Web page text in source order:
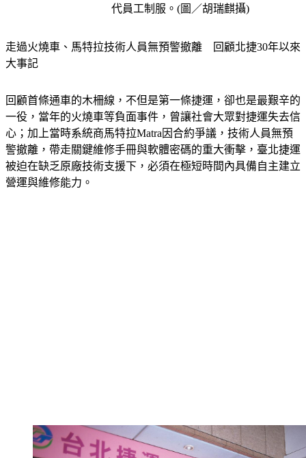
代員工制服。(圖／胡瑞麒攝)
走過火燒車、馬特拉技術人員無預警撤離　回顧北捷30年以來
大事記
回顧首條通車的木柵線，不但是第一條捷運，卻也是最艱辛的
一役，當年的火燒車等負面事件，曾讓社會大眾對捷運失去信
心；加上當時系統商馬特拉Matra因合約爭議，技術人員無預
警撤離，帶走關鍵維修手冊與軟體密碼的重大衝擊，臺北捷運
被迫在缺乏原廠技術支援下，必須在極短時間內具備自主建立
營運與維修能力。